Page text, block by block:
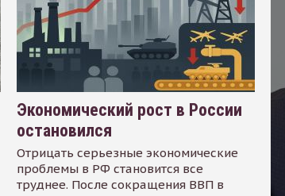
Экономический рост в России
остановился
Отрицать серьезные экономические
проблемы в РФ становится все
труднее. После сокращения ВВП в